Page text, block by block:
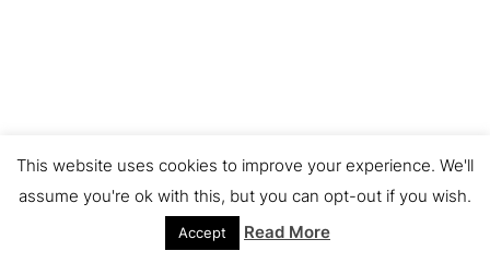
This website uses cookies to improve your experience. We'll
assume you're ok with this, but you can opt-out if you wish.
Accept Read More